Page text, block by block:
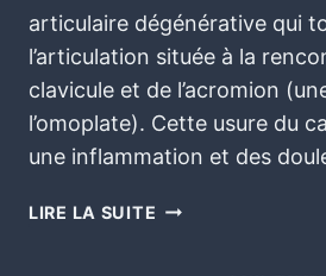
articulaire dégénérative qui
l’articulation située à la
clavicule et de l’acromion
l’omoplate). Cette usure du
une inflammation et des
LIRE LA SUITE